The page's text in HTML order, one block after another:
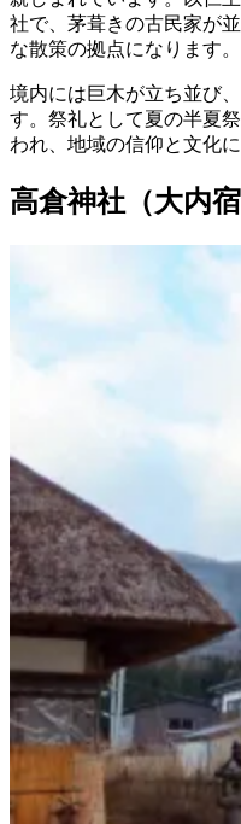
社で、茅葺きの古民家が
な散策の拠点になります。
境内には巨木が立ち並び
す。祭礼として夏の半夏
われ、地域の信仰と文化
高倉神社（大内